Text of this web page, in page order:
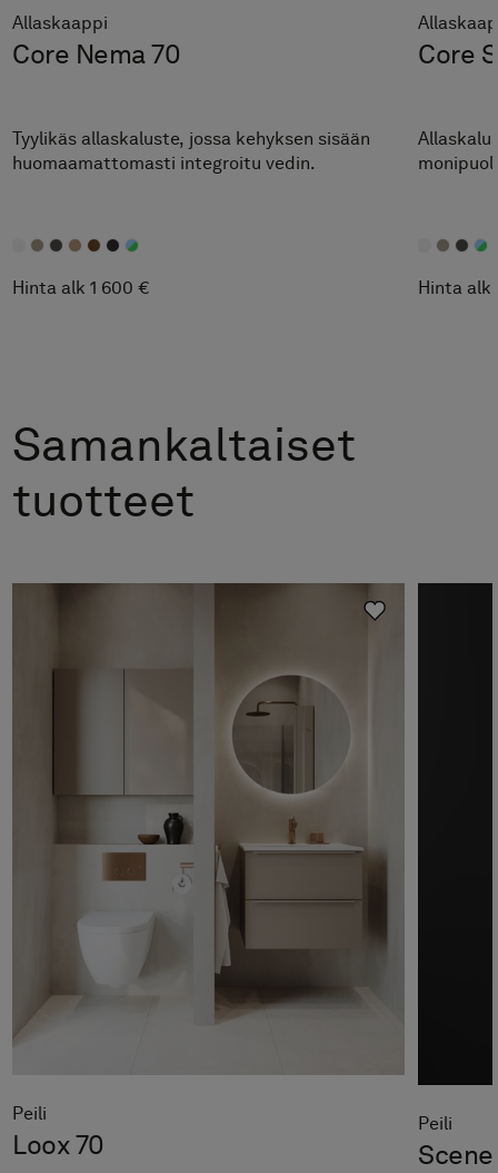
Allaskaappi
Core Nema 70
Tyylikäs allaskaluste, jossa kehyksen sisään
huomaamattomasti integroitu vedin.
Hinta alk 1 600 €
Core
Hinta alk
Samankaltaiset
tuotteet
Peili
Loox 70
Peili